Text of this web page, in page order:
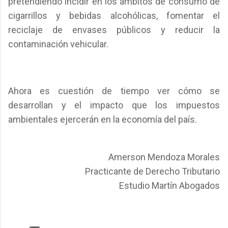
cigarrillos y bebidas alcohólicas, fomentar el
reciclaje de envases públicos y reducir la
contaminación vehicular.
Ahora es cuestión de tiempo ver cómo se
desarrollan y el impacto que los impuestos
ambientales ejercerán en la economía del país.
Amerson Mendoza Morales
Practicante de Derecho Tributario
Estudio Martín Abogados